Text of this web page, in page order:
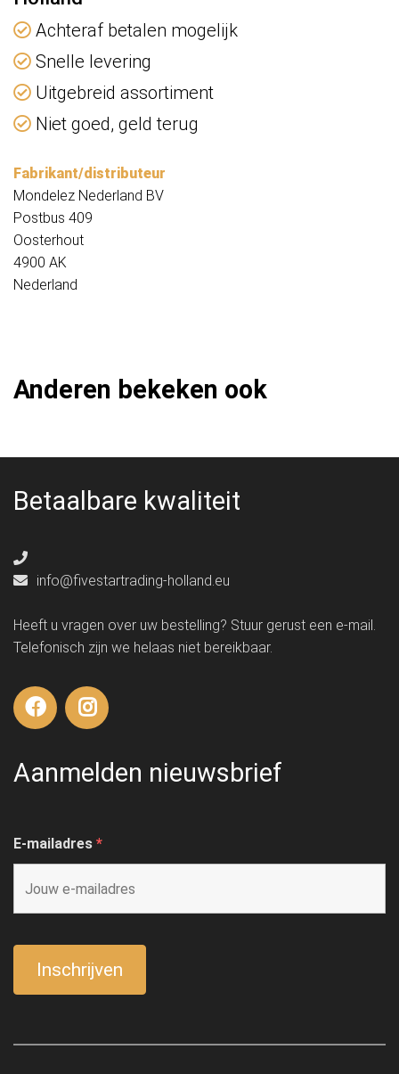
Achteraf betalen mogelijk
Snelle levering
Uitgebreid assortiment
Niet goed, geld terug
Fabrikant/distributeur
Mondelez Nederland BV
Postbus 409
Oosterhout
4900 AK
Nederland
Anderen bekeken ook
Betaalbare kwaliteit
info@fivestartrading-holland.eu
Heeft u vragen over uw bestelling? Stuur gerust een e-mail.
Telefonisch zijn we helaas niet bereikbaar.
Aanmelden nieuwsbrief
E-mailadres *